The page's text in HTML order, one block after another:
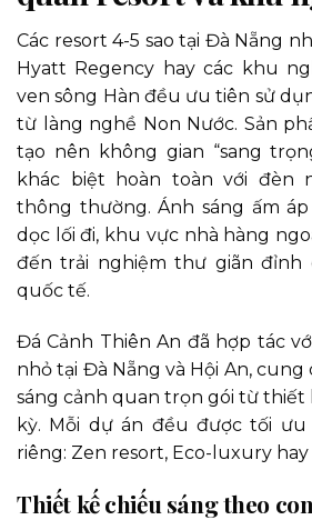
Các resort 4-5 sao tại Đà Nẵng
Hyatt Regency hay các khu
ven sông Hàn đều ưu tiên sử
từ làng nghề Non Nước. Sản
tạo nên không gian “sang
khác biệt hoàn toàn với đèn
thông thường. Ánh sáng ấm
dọc lối đi, khu vực nhà hàng
đến trải nghiệm thư giãn đỉnh
quốc tế.
Đá Cảnh Thiên An đã hợp tác
nhỏ tại Đà Nẵng và Hội An, cung
sáng cảnh quan trọn gói từ
kỳ. Mỗi dự án đều được tối
riêng: Zen resort, Eco-luxury
Thiết kế chiếu sáng theo